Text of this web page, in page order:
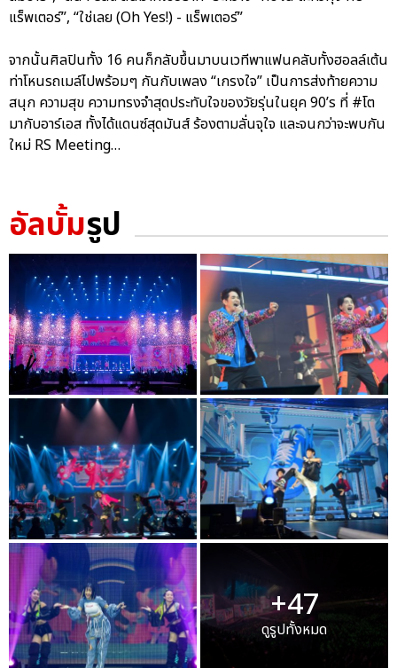
แร็พเตอร์”, “ใช่เลย (Oh Yes!) - แร็พเตอร์”
จากนั้นศิลปินทั้ง 16 คนก็กลับขึ้นมาบนเวทีพาแฟนคลับทั้งฮอลล์เต้น
ท่าโหนรถเมล์ไปพร้อมๆ กันกับเพลง “เกรงใจ” เป็นการส่งท้ายความ
สนุก ความสุข ความทรงจำสุดประทับใจของวัยรุ่นในยุค 90’s ที่ #โต
มากับอาร์เอส ทั้งได้แดนซ์สุดมันส์ ร้องตามลั่นจุใจ และจนกว่าจะพบกัน
ใหม่ RS Meeting…
อัลบั้มรูป
+47
ดูรูปทั้งหมด